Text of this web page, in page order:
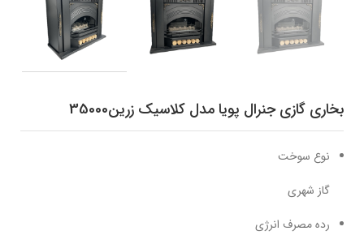
بخاری گازی جنرال پویا مدل کلاسیک زرین35000
نوع سوخت
گاز شهری
رده مصرف انرژی